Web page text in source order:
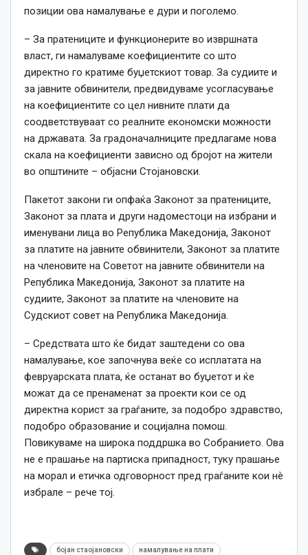
позиции ова намалување е дури и поголемо.
– За пратениците и функционерите во извршната
власт, ги намалуваме коефициентите со што
директно го кратиме буџетскиот товар. За судиите и
за јавните обвинители, предвидуваме усогласување
на коефициентите со цел нивните плати да
соодветствуваат со реалните економски можности
на државата. За градоначалниците предлагаме нова
скала на коефициенти зависно од бројот на жители
во општините – објасни Стојановски.
Пакетот закони ги опфаќа Законот за пратениците,
Законот за плата и други надоместоци на избрани и
именувани лица во Република Македонија, Законот
за платите на јавните обвинители, Законот за платите
на членовите на Советот на јавните обвинители на
Република Македонија, Законот за платите на
судиите, Законот за платите на членовите на
Судскиот совет на Република Македонија.
– Средствата што ќе бидат заштедени со ова
намалување, кое започнува веќе со исплатата на
февруарската плата, ќе останат во буџетот и ќе
можат да се пренаменат за проекти кои се од
директна корист за граѓаните, за подобро здравство,
подобро образование и социјална помош.
Повикуваме на широка поддршка во Собранието. Ова
не е прашање на партиска припадност, туку прашање
на морал и етичка одговорност пред граѓаните кои нè
избрале – рече тој.
бојан стаојановски намалување на плати